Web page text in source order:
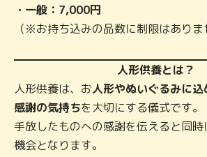
・一般：7,000円
（※お持ち込みの品数に制限はありま
人形供養とは？
人形供養は、お人形やぬいぐるみに
感謝の気持ちを大切にする儀式です。
手放したものへの感謝を伝えると同
機会となります。